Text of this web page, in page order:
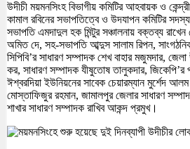
উদীচী ময়মনসিংহ বিভাগীয় কমিটির আহবায়ক ও
কামাল রবিনের সভাপতিত্বে ও উদযাপন কমিটির
সভাপতি এমদাদুল হক মিন্টুর সঞ্চালনায় বক্তব্য রাখেন
অমিত দে, সহ-সভাপতি আব্দুস সালাম রিপন,
সিপিবি’র সাধারণ সম্পাদক শেখ বাহার মজুমদার,
কর, সাধারণ সম্পাদক যীষুতোষ তালুকদার, জিকেপি’র
ঈশ্বরদিয়া ইউনিয়নের সাবেক চেয়ারম্যান মুর্শেদ আলম
মোস্তাফিজুর রহমান, জামালপুর জেলার সাধারণ
শাখার সাধারণ সম্পাদক রাখিব আকন্দ প্রমুখ।